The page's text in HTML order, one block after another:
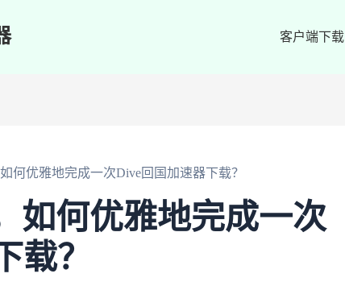
客户端下载
何优雅地完成一次Dive回国加速器下载？
如何优雅地完成一次
载？